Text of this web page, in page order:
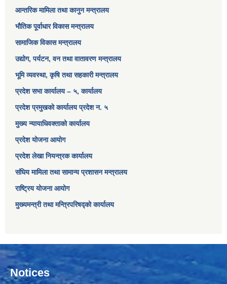
आन्तरिक मामिला तथा कानुन मन्त्रालय
भौतिक पूर्वाधार विकास मन्त्रालय
सामाजिक विकास मन्त्रालय
उद्योग, पर्यटन, वन तथा वातावरण मन्त्रालय
भूमि व्यवस्था, कृषि तथा सहकारी मन्त्रालय
प्रदेश सभा कार्यालय – ५, कार्यालय
प्रदेश प्रमुखको कार्यालय प्रदेश न. ५
मुख्य न्यायाधिवक्ताको कार्यालय
प्रदेश योजना आयोग
प्रदेश लेखा नियन्त्रक कार्यालय
संघिय मामिला तथा सामान्य प्रशासन मन्त्रालय
राष्ट्रिय योजना आयोग
मुख्यमन्त्री तथा मन्त्रिपरिषद्को कार्यालय
Notices